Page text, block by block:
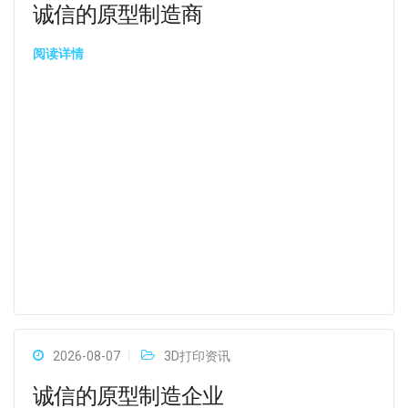
诚信的原型制造商
阅读详情
2026-08-07 3D打印资讯
诚信的原型制造企业